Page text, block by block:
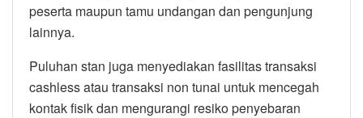
peserta maupun tamu undangan dan pengunjung
lainnya.
Puluhan stan juga menyediakan fasilitas transaksi
cashless atau transaksi non tunai untuk mencegah
kontak fisik dan mengurangi resiko penyebaran